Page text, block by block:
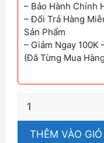
– Bảo Hành Chính
– Đổi Trả Hàng
Sản Phẩm
– Giảm Ngay 100K
(Đã Từng Mua
Sofa
BăngTHÊM VÀO GIỎ